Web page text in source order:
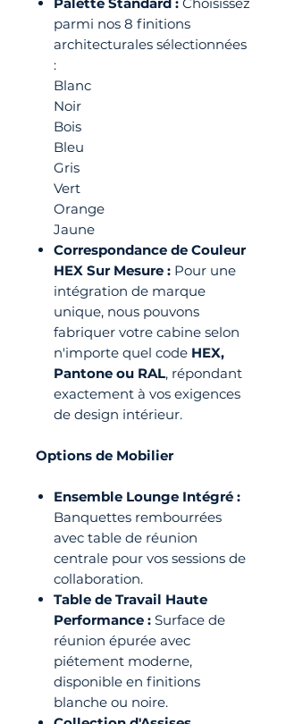
parmi nos 8 finitions
architecturales sélectionnées
:
Blanc
Noir
Bois
Bleu
Gris
Vert
Orange
Jaune
Correspondance de Couleur
HEX Sur Mesure : Pour une
intégration de marque
unique, nous pouvons
fabriquer votre cabine selon
n'importe quel code HEX,
Pantone ou RAL, répondant
exactement à vos exigences
de design intérieur.
Options de Mobilier
Ensemble Lounge Intégré :
Banquettes rembourrées
avec table de réunion
centrale pour vos sessions de
collaboration.
Table de Travail Haute
Performance : Surface de
réunion épurée avec
piétement moderne,
disponible en finitions
blanche ou noire.